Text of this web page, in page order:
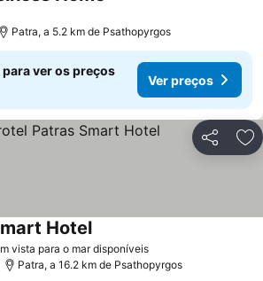
Patra, a 5.2 km de Psathopyrgos
ver os preços
Ver preços
Partilhar
vista para o mar disponíveisVer preços
HotelVer preços
Patra, a 16.2 km de Psathopyrgos